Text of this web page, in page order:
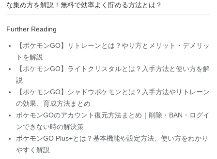
【ポケモンGO】リトレーンとは？やり方とメリット・デメリッ
トを解説
【ポケモンGO】ライトクリスタルとは？入手方法と使い方を解
説
【ポケモンGO】シャドウポケモンとは？入手方法やリトレーン
の効果、育成方法まとめ
ポケモンGOのアカウント復元方法まとめ｜削除・BAN・ログイ
ンできない時の解決策
ポケモンGO Plus+とは？基本機能や設定方法、使い方をわかり
やすく解説